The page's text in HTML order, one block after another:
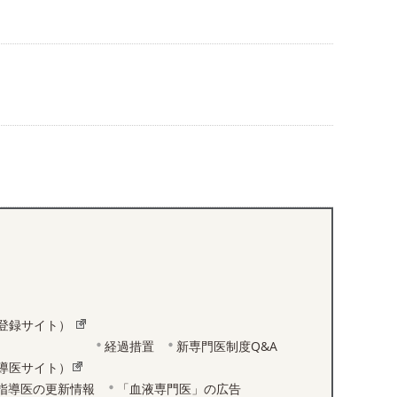
録サイト）
サイト）
経過措置 新専門医制度Q&A
導医の更新情報 「血液専門医」の広告